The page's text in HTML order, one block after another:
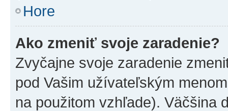
Hore
Ako zmeniť svoje zaradenie?
Zvyčajne svoje zaradenie
pod Vašim užívateľským
na použitom vzhľade). Väčšina